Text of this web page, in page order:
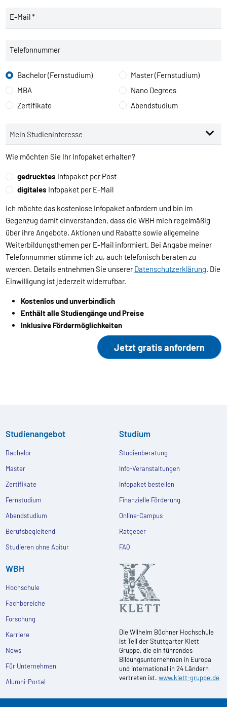
E-Mail *
Telefonnummer
Bachelor (Fernstudium)
Master (Fernstudium)
MBA
Nano Degrees
Zertifikate
Abendstudium
Wie möchten Sie Ihr Infopaket erhalten?
gedrucktes Infopaket per Post
digitales Infopaket per E-Mail
Ich möchte das kostenlose Infopaket anfordern und bin im
Gegenzug damit einverstanden, dass die WBH mich regelmäßig
über ihre Angebote, Aktionen und Rabatte sowie allgemeine
Weiterbildungsthemen per E-Mail informiert. Bei Angabe meiner
Telefonnummer stimme ich zu, auch telefonisch beraten zu
werden. Details entnehmen Sie unsererDatenschutzerklärung. Die
Einwilligung ist jederzeit widerrufbar.
Kostenlos und unverbindlich
Enthält alle Studiengänge und Preise
Inklusive Fördermöglichkeiten
Studienangebot
Bachelor
Master
Zertifikate
Fernstudium
Abendstudium
Berufsbegleitend
Studieren ohne Abitur
Studium
Studienberatung
Info-Veranstaltungen
Infopaket bestellen
Finanzielle Förderung
Online-Campus
Ratgeber
FAQ
WBH
Hochschule
Fachbereiche
Forschung
Karriere
News
Für Unternehmen
Alumni-Portal
Die Wilhelm Büchner Hochschule
ist Teil der Stuttgarter Klett
Gruppe, die ein führendes
Bildungsunternehmen in Europa
und international in 24 Ländern
vertreten ist.www.klett-gruppe.de